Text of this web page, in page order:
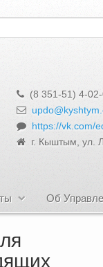
(8 351-51) 4-
https://vk.com/
г. Кыштым, ул.
Об